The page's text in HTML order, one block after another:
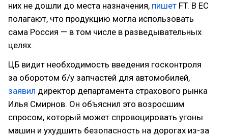
них не дошли до места назначения, пишет FT. В ЕС
полагают, что продукцию могла использовать
сама Россия — в том числе в разведывательных
целях.
ЦБ видит необходимость введения госконтроля
за оборотом б/у запчастей для автомобилей,
заявил директор департамента страхового рынка
Илья Смирнов. Он объяснил это возросшим
спросом, который может спровоцировать угоны
машин и ухудшить безопасность на дорогах из-за